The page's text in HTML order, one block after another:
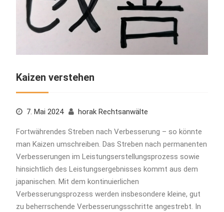
Kaizen verstehen
7. Mai 2024 horak Rechtsanwälte
Fortwährendes Streben nach Verbesserung – so könnte
man Kaizen umschreiben. Das Streben nach permanenten
Verbesserungen im Leistungserstellungsprozess sowie
hinsichtlich des Leistungsergebnisses kommt aus dem
japanischen. Mit dem kontinuierlichen
Verbesserungsprozess werden insbesondere kleine, gut
zu beherrschende Verbesserungsschritte angestrebt. In